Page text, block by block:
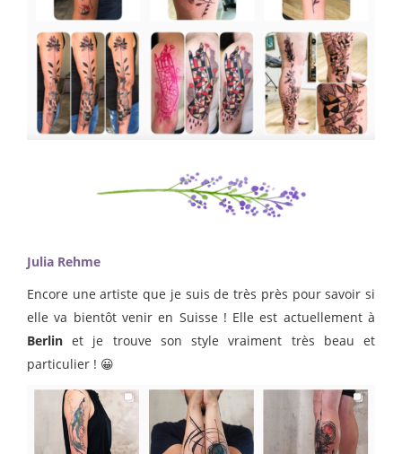
Julia Rehme
Encore une artiste que je suis de très près pour savoir si
elle va bientôt venir en Suisse ! Elle est actuellement à
Berlin et je trouve son style vraiment très beau et
particulier ! 😀